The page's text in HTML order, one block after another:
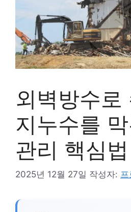
외벽방수로
지누수를
관리 핵심법
2025년 12월 27일 작성자: 프